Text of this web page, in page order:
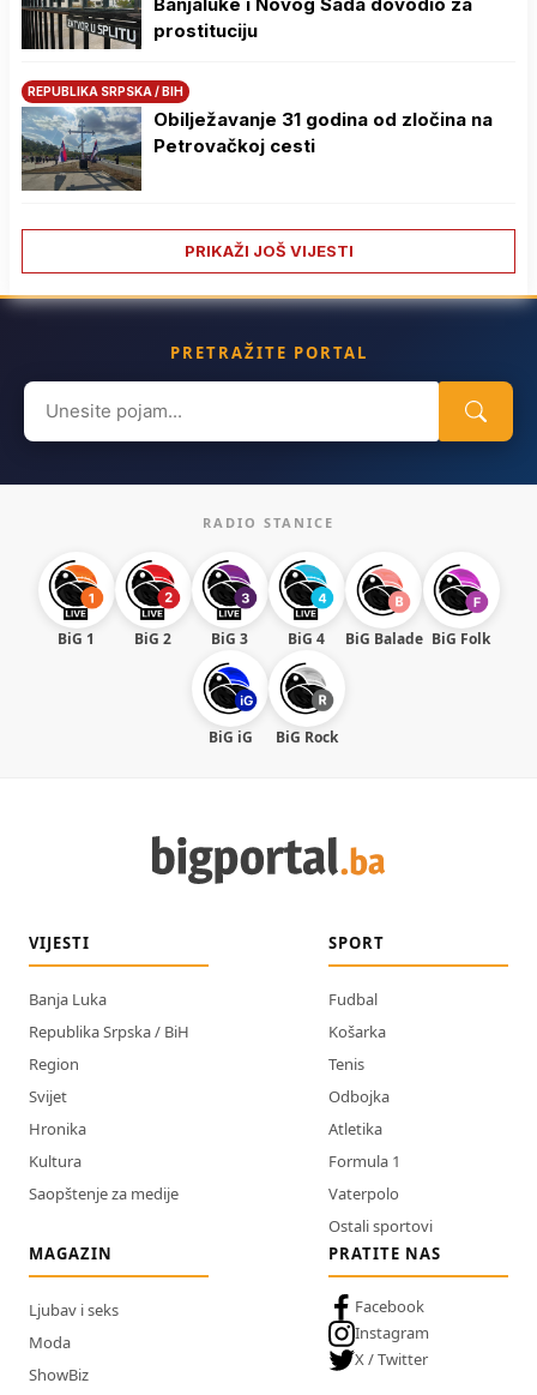
prostituciju
REPUBLIKA SRPSKA / BIH
Obilježavanje 31 godina od zločina na
Petrovačkoj cesti
PRIKAŽI JOŠ VIJESTI
PRETRAŽITE PORTAL
Search
for:
RADIO STANICE
BiG 1 BiG 2 BiG 3 BiG 4 BiG Balade BiG Folk
BiG iG BiG Rock
VIJESTI
Banja Luka
Republika Srpska / BiH
Region
Svijet
Hronika
Kultura
Saopštenje za medije
SPORT
Fudbal
Košarka
Tenis
Odbojka
Atletika
Formula 1
Vaterpolo
Ostali sportovi
MAGAZIN
Ljubav i seks
Moda
ShowBiz
PRATITE NAS
Facebook
Instagram
X / Twitter